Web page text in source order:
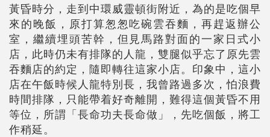
黃昏時分，走到中環威靈頓街附近，為的是吃個早
來的晚飯，原打算怱怱吃碗雲吞麵，再趕返辦公
室，繼續埋頭苦幹，但見馬路對面的一家日式小
店，此時仍未有排隊的人龍，雙腿似乎忘了原先雲
吞麵店的約定，隨即轉往這家小店。印象中，這小
店在午飯時候人龍特別長，我曾路過多次，怕浪費
時間排隊，只能帶着好奇離開，難得這個黃昏不用
等位，所謂「長命功夫長命做」，先吃個飯，將工
作稍延。